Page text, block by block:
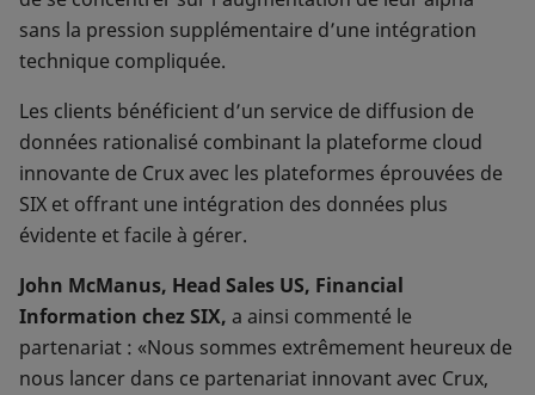
sans la pression supplémentaire d’une intégration
technique compliquée.
Les clients bénéficient d’un service de diffusion de
données rationalisé combinant la plateforme cloud
innovante de Crux avec les plateformes éprouvées de
SIX et offrant une intégration des données plus
évidente et facile à gérer.
John McManus, Head Sales US, Financial
Information chez SIX, a ainsi commenté le
partenariat : «Nous sommes extrêmement heureux de
nous lancer dans ce partenariat innovant avec Crux,